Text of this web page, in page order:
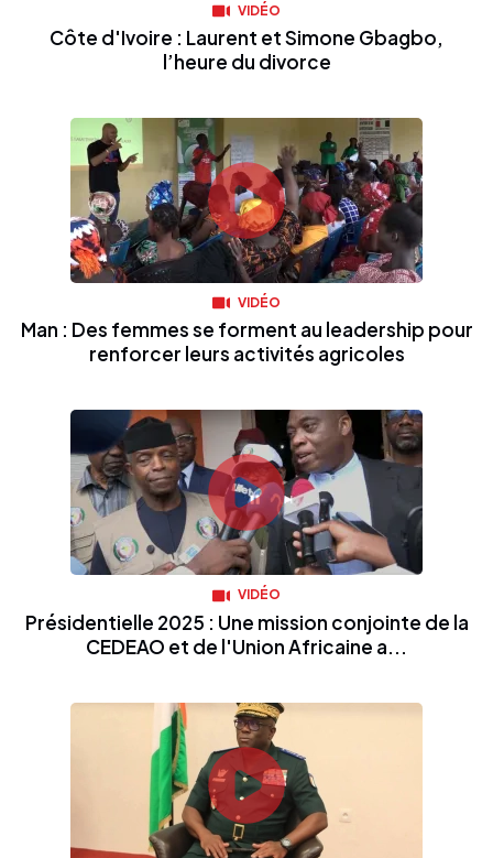
VIDÉO
Côte d'Ivoire : Laurent et Simone Gbagbo,
l’heure du divorce
VIDÉO
Man : Des femmes se forment au leadership pour
renforcer leurs activités agricoles
VIDÉO
Présidentielle 2025 : Une mission conjointe de la
CEDEAO et de l'Union Africaine a...